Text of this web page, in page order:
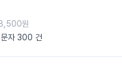
문자 300 건
원